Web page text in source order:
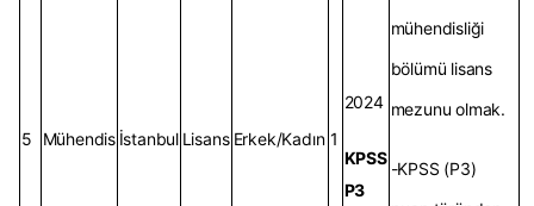
5 Mühendis İstanbul Lisans Erkek/Kadın 1
2024
KPSS
P3
mühendisliği
bölümü lisans
mezunu olmak.
-KPSS (P3)